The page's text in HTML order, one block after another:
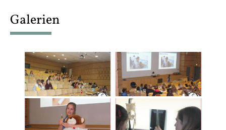
Galerien